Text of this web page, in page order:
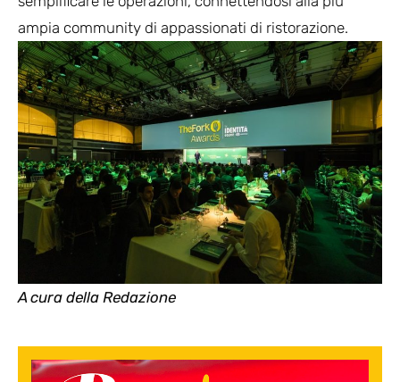
ampia community di appassionati di ristorazione.
A cura della Redazione